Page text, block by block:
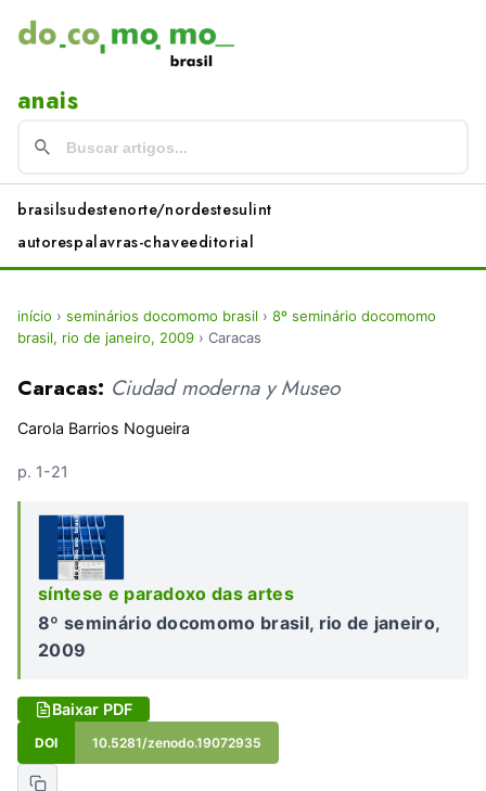
anais
brasilsudestenorte/nordestesulint
autorespalavras-chaveeditorial
início › seminários docomomo brasil › 8º seminário docomomo
brasil, rio de janeiro, 2009 › Caracas
Caracas: Ciudad moderna y Museo
Carola Barrios Nogueira
p. 1-21
síntese e paradoxo das artes
8º seminário docomomo brasil, rio de janeiro,
2009
Baixar PDF
DOI 10.5281/zenodo.19072935